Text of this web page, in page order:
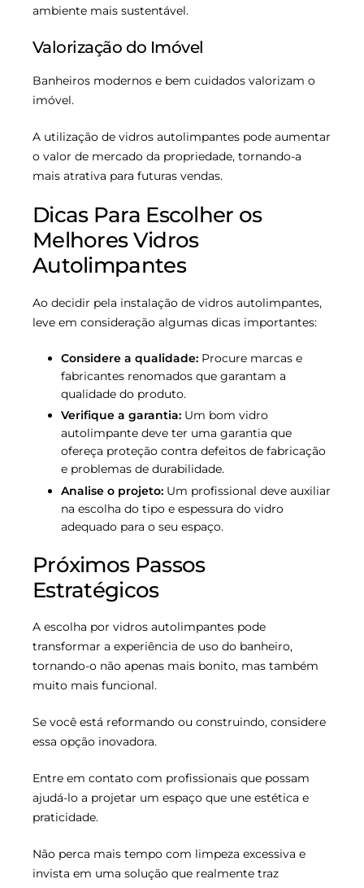
ambiente mais sustentável.
Valorização do Imóvel
Banheiros modernos e bem cuidados valorizam o
imóvel.
A utilização de vidros autolimpantes pode aumentar
o valor de mercado da propriedade, tornando-a
mais atrativa para futuras vendas.
Dicas Para Escolher os
Melhores Vidros
Autolimpantes
Ao decidir pela instalação de vidros autolimpantes,
leve em consideração algumas dicas importantes:
Considere a qualidade: Procure marcas e
fabricantes renomados que garantam a
qualidade do produto.
Verifique a garantia: Um bom vidro
autolimpante deve ter uma garantia que
ofereça proteção contra defeitos de fabricação
e problemas de durabilidade.
Analise o projeto: Um profissional deve auxiliar
na escolha do tipo e espessura do vidro
adequado para o seu espaço.
Próximos Passos
Estratégicos
A escolha por vidros autolimpantes pode
transformar a experiência de uso do banheiro,
tornando-o não apenas mais bonito, mas também
muito mais funcional.
Se você está reformando ou construindo, considere
essa opção inovadora.
Entre em contato com profissionais que possam
ajudá-lo a projetar um espaço que une estética e
praticidade.
Não perca mais tempo com limpeza excessiva e
invista em uma solução que realmente traz